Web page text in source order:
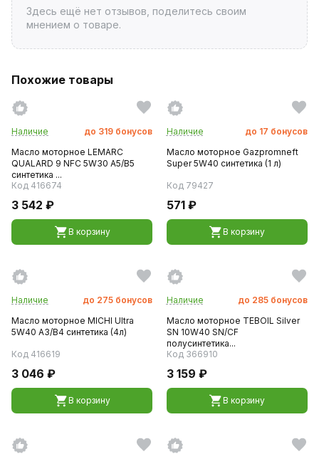
Здесь ещё нет отзывов, поделитесь своим
мнением о товаре.
Похожие товары
Наличие до 319 бонусов
Масло моторное LEMARC
QUALARD 9 NFC 5W30 A5/B5
синтетика ...
Код 416674
3 542 ₽
В корзину
Наличие до 17 бонусов
Масло моторное Gazpromneft
Super 5W40 синтетика (1 л)
Код 79427
571 ₽
В корзину
Наличие до 275 бонусов
Масло моторное MICHI Ultra
5W40 A3/B4 синтетика (4л)
Код 416619
3 046 ₽
В корзину
Наличие до 285 бонусов
Масло моторное TEBOIL Silver
SN 10W40 SN/CF
полусинтетика...
Код 366910
3 159 ₽
В корзину